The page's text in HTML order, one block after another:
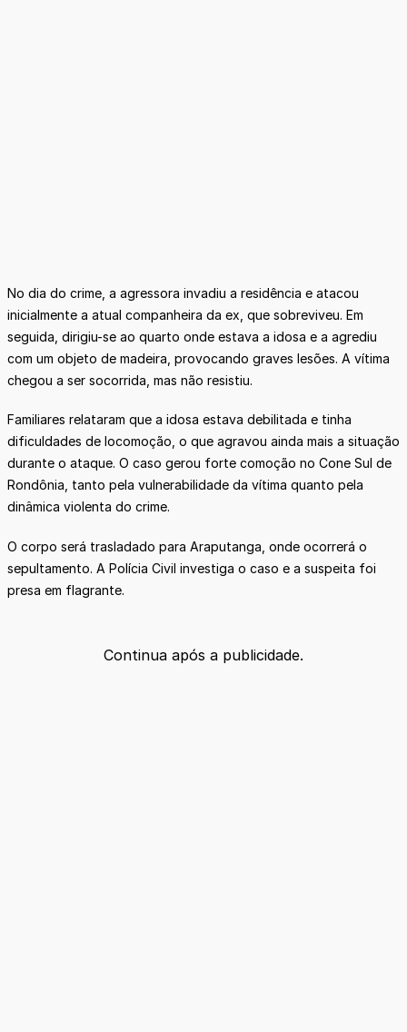
No dia do crime, a agressora invadiu a residência e atacou
inicialmente a atual companheira da ex, que sobreviveu. Em
seguida, dirigiu-se ao quarto onde estava a idosa e a agrediu
com um objeto de madeira, provocando graves lesões. A vítima
chegou a ser socorrida, mas não resistiu.
Familiares relataram que a idosa estava debilitada e tinha
dificuldades de locomoção, o que agravou ainda mais a situação
durante o ataque. O caso gerou forte comoção no Cone Sul de
Rondônia, tanto pela vulnerabilidade da vítima quanto pela
dinâmica violenta do crime.
O corpo será trasladado para Araputanga, onde ocorrerá o
sepultamento. A Polícia Civil investiga o caso e a suspeita foi
presa em flagrante.
Continua após a publicidade.